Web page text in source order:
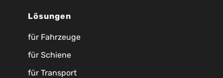
Lösungen
für Fahrzeuge
für Schiene
für Transport